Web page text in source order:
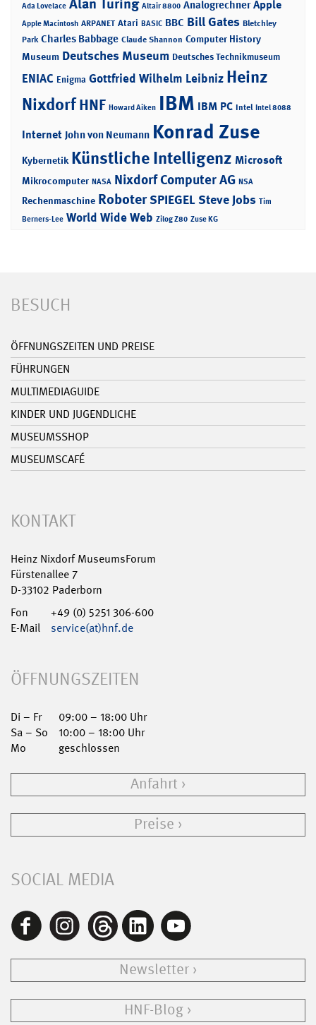
Ada Lovelace Alan Turing Altair 8800 Analogrechner Apple
Apple Macintosh ARPANET Atari BASIC BBC Bill Gates Bletchley
Park Charles Babbage Claude Shannon Computer History
Museum Deutsches Museum Deutsches Technikmuseum
ENIAC Enigma Gottfried Wilhelm Leibniz Heinz
NixdorfHNF Howard Aiken IBM IBM PC Intel Intel 8088
Internet John von Neumann Konrad Zuse
Kybernetik Künstliche Intelligenz Microsoft
Mikrocomputer NASA Nixdorf Computer AG NSA
Rechenmaschine RoboterSPIEGELSteve Jobs Tim
Berners-Lee World Wide Web Zilog Z80 Zuse KG
BESUCH
ÖFFNUNGSZEITEN UND PREISE
FÜHRUNGEN
MULTIMEDIAGUIDE
KINDER UND JUGENDLICHE
MUSEUMSSHOP
MUSEUMSCAFÉ
KONTAKT
Heinz Nixdorf MuseumsForum
Fürstenallee 7
D-33102 Paderborn
Fon
+49 (0) 5251 306-600
E-Mail
service(at)hnf.de
ÖFFNUNGSZEITEN
Di – Fr
09:00 – 18:00 Uhr
Sa – So
10:00 – 18:00 Uhr
Mo
geschlossen
Anfahrt
Preise
SOCIAL MEDIA
Newsletter
HNF-Blog